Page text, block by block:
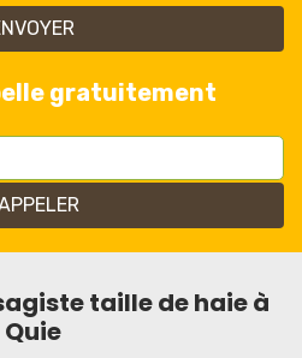
gratuitement
taille de haie à
Quie